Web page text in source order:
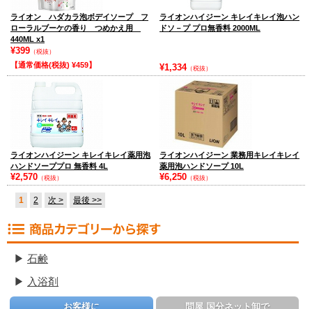
ライオン ハダカラ泡ボデイソープ フ
ローラルブーケの香り つめかえ用
440ML x1
¥399 （税抜）
【通常価格(税抜) ¥459】
ライオンハイジーン キレイキレイ泡ハン
ドソ－プ プロ無香料 2000ML
¥1,334（税抜）
ライオンハイジーン キレイキレイ薬用泡
ハンドソーププロ 無香料 4L
¥2,570 （税抜）
ライオンハイジーン 業務用キレイキレイ
薬用泡ハンドソープ 10L
¥6,250 （税抜）
1 2 次 > 最後 >>
▶ 石鹸
▶ 入浴剤
お客様に 問屋 国分ネット卸で